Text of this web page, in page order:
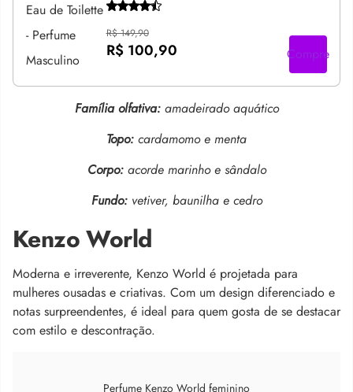
R$ 149,90
R$ 100,90 Compre
Família olfativa: amadeirado aquático
Topo: cardamomo e menta
Corpo:acorde marinho e sândalo
Fundo: vetiver, baunilha e cedro
Kenzo World
Moderna e irreverente, Kenzo World é projetada para
mulheres ousadas e criativas. Com um design diferenciado e
notas surpreendentes, é ideal para quem gosta de se destacar
com estilo e descontração.
Perfume Kenzo World feminino